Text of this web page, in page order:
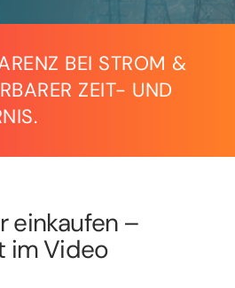
BEI STROM &
ZEIT- UND
einkaufen –
im Video